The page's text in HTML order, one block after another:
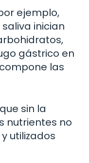
ejemplo,
inician
gástrico en
las
sin la
nutrientes no
utilizados